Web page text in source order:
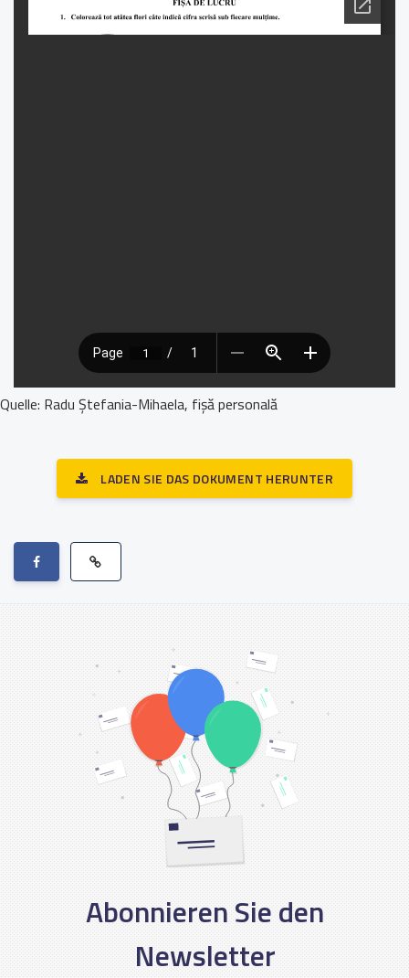
Quelle: Radu Ștefania-Mihaela, fișă personală
LADEN SIE DAS DOKUMENT HERUNTER
Abonnieren Sie den
Newsletter